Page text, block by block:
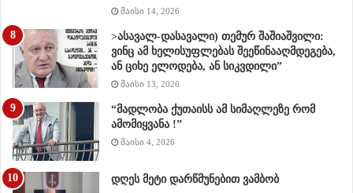
მაისი 14, 2026
>ასავალ-დასავალი) თემურ შაშიაშვილი:
ვინც ამ ხელისუფლებას შეეწინააღმდეგება,
ან ციხე ელოდება, ან სიკვდილი”
მაისი 13, 2026
“მადლობა ქუთაისს ამ სიმაღლეზე რომ
ამომიყვანა !”
მაისი 4, 2026
დღეს მეტი დარწმუნებით ვამბობ